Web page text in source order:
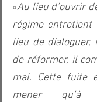
«Au lieu d’ouvrir
régime entretient
lieu de
de réformer, il
mal. Cette fuite
mener qu’à